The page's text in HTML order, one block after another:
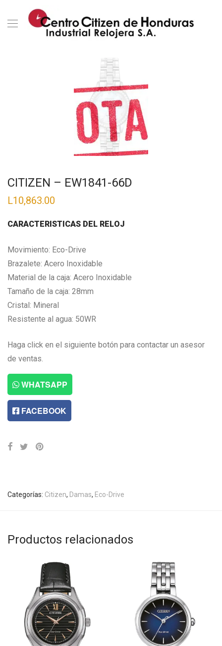
CITIZEN – EW1841-66D
L10,863.00
CARACTERISTICAS DEL RELOJ
Movimiento: Eco-Drive
Brazalete: Acero Inoxidable
Material de la caja: Acero Inoxidable
Tamaño de la caja: 28mm
Cristal: Mineral
Resistente al agua: 50WR
Haga click en el siguiente botón para contactar un asesor
de ventas.
WHATSAPP
FACEBOOK
Categorías: Citizen, Damas, Eco-Drive
Productos relacionados